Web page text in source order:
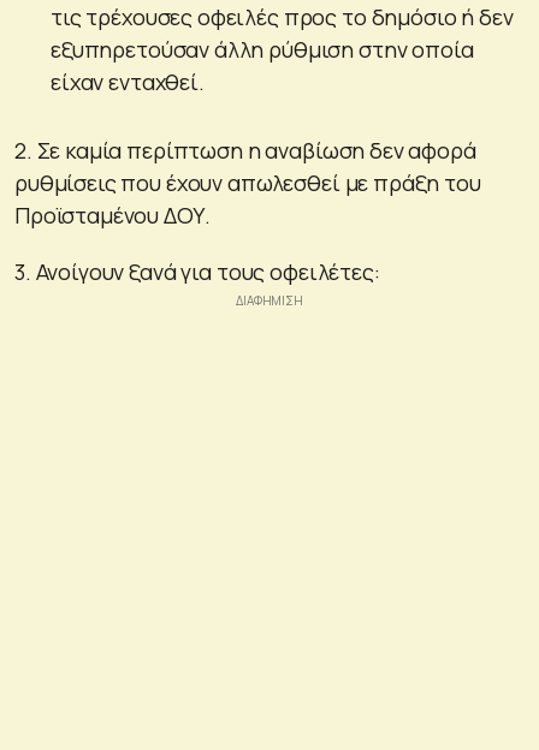
τις τρέχουσες οφειλές προς το δημόσιο ή δεν
εξυπηρετούσαν άλλη ρύθμιση στην οποία
είχαν ενταχθεί.
2. Σε καμία περίπτωση η αναβίωση δεν αφορά
ρυθμίσεις που έχουν απωλεσθεί με πράξη του
Προϊσταμένου ΔΟΥ.
3. Ανοίγουν ξανά για τους οφειλέτες: